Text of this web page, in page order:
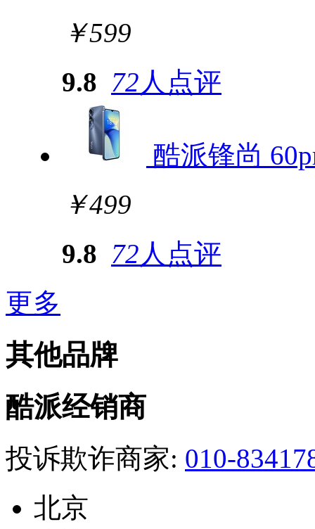
￥599
9.8 72人点评
酷派锋尚
￥499
9.8 72人点评
更多
其他品牌
酷派经销商
投诉欺诈商家: 010-
北京